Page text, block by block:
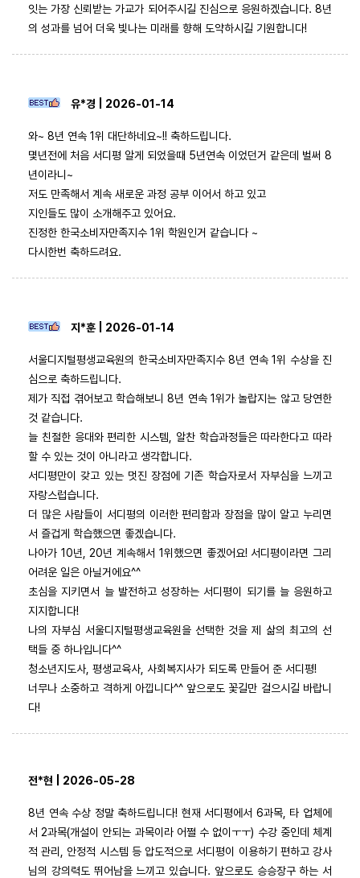
잇는 가장 신뢰받는 가교가 되어주시길 진심으로 응원하겠습니다. 8년
의 성과를 넘어 더욱 빛나는 미래를 향해 도약하시길 기원합니다!
유*경 | 2026-01-14
와~ 8년 연속 1위 대단하네요~!! 축하드립니다.
몇년전에 처음 서디평 알게 되었을때 5년연속 이었던거 같은데 벌써 8
년이라니~
저도 만족해서 계속 새로운 과정 공부 이어서 하고 있고
지인들도 많이 소개해주고 있어요.
진정한 한국소비자만족지수 1위 학원인거 같습니다 ~
다시한번 축하드려요.
지*훈 | 2026-01-14
서울디지털평생교육원의 한국소비자만족지수 8년 연속 1위 수상을 진
심으로 축하드립니다.
제가 직접 겪어보고 학습해보니 8년 연속 1위가 놀랍지는 않고 당연한
것 같습니다.
늘 친절한 응대와 편리한 시스템, 알찬 학습과정들은 따라한다고 따라
할 수 있는 것이 아니라고 생각합니다.
서디평만이 갖고 있는 멋진 장점에 기존 학습자로서 자부심을 느끼고
자랑스럽습니다.
더 많은 사람들이 서디평의 이러한 편리함과 장점을 많이 알고 누리면
서 즐겁게 학습했으면 좋겠습니다.
나아가 10년, 20년 계속해서 1위했으면 좋겠어요! 서디평이라면 그리
어려운 일은 아닐거에요^^
초심을 지키면서 늘 발전하고 성장하는 서디평이 되기를 늘 응원하고
지지합니다!
나의 자부심 서울디지털평생교육원을 선택한 것을 제 삶의 최고의 선
택들 중 하나입니다^^
청소년지도사, 평생교육사, 사회복지사가 되도록 만들어 준 서디평!
너무나 소중하고 격하게 아낍니다^^ 앞으로도 꽃길만 걸으시길 바랍니
다!
전*현 | 2026-05-28
8년 연속 수상 정말 축하드립니다! 현재 서디평에서 6과목, 타 업체에
서 2과목(개설이 안되는 과목이라 어쩔 수 없이ㅜㅜ) 수강 중인데 체계
적 관리, 안정적 시스템 등 압도적으로 서디평이 이용하기 편하고 강사
님의 강의력도 뛰어남을 느끼고 있습니다. 앞으로도 승승장구 하는 서